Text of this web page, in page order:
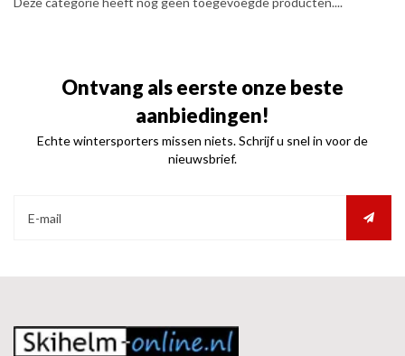
Ontvang als eerste onze beste
aanbiedingen!
Echte wintersporters missen niets. Schrijf u snel in voor de
nieuwsbrief.